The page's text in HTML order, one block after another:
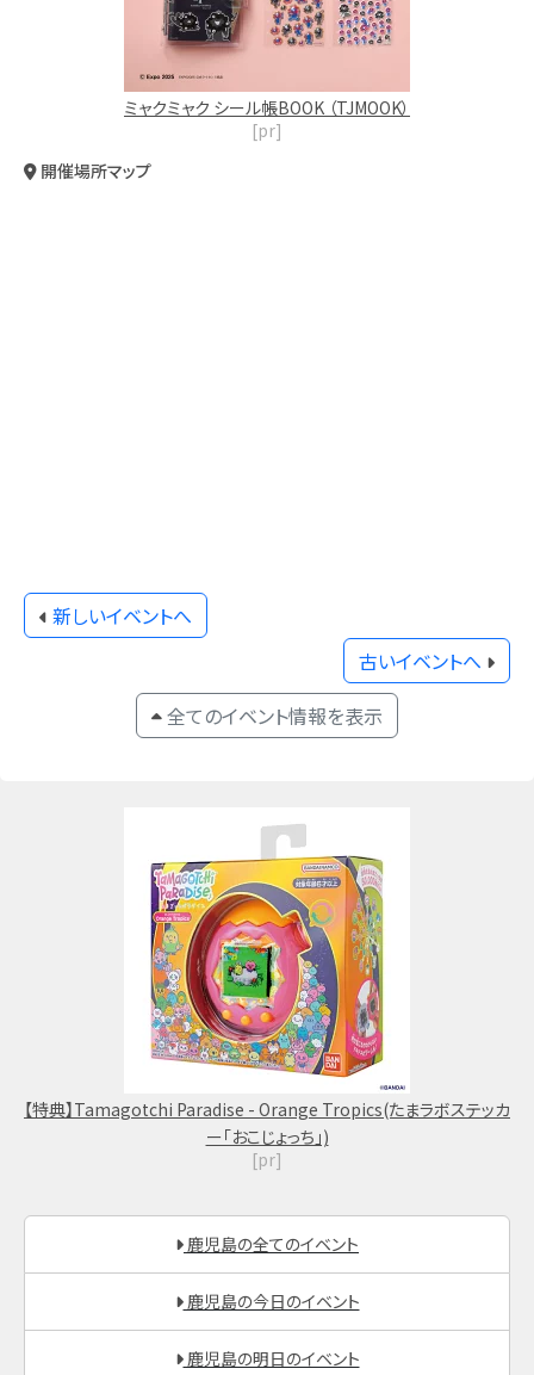
ミャクミャク シール帳BOOK （TJMOOK）
[pr]
開催場所マップ
新しいイベントへ
古いイベントへ
全てのイベント情報を表示
【特典】Tamagotchi Paradise - Orange Tropics(たまラボステッカ
ー「おこじょっち」)
[pr]
鹿児島の全てのイベント
鹿児島の今日のイベント
鹿児島の明日のイベント